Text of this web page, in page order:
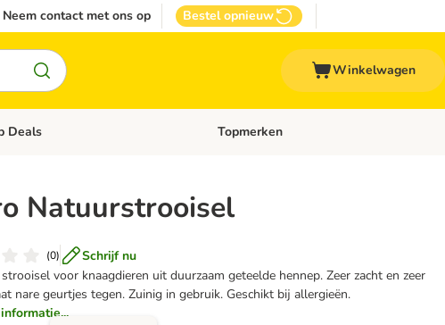
Neem contact met ons op Bestel opnieuw
Winkelwagen
categoriemenu: Overige huisdieren
Deals Open categoriemenu: Top Deals
Topmerken
Natuurstrooisel
(0)
Schrijf nu
voor knaagdieren uit duurzaam geteelde hennep. Zeer zacht en zeer
nare geurtjes tegen. Zuinig in gebruik. Geschikt bij allergieën.